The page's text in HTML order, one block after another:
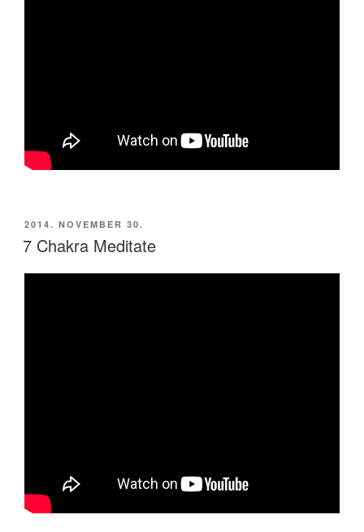
BEKÜLDVE:
2014. NOVEMBER 30.
7 Chakra Meditate